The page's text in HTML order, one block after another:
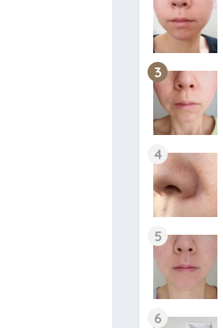
3
4
5
6